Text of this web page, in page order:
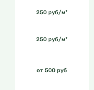
250 руб/м²
250 руб/м²
от 500 руб